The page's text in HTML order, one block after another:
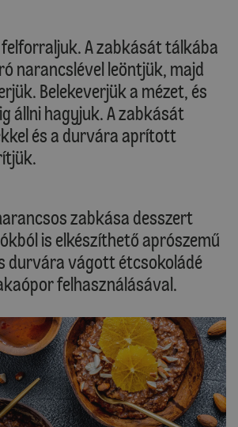
A zabkását tálkába
narancslével leöntjük, majd
Belekeverjük a mézet, és
állni hagyjuk. A zabkását
és a durvára aprított
zabkása desszert
is elkészíthető aprószemű
durvára vágott étcsokoládé
felhasználásával.